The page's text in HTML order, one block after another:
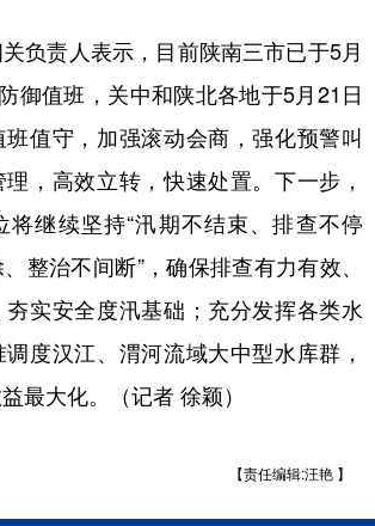
责人表示，目前陕南三市已于5月
御值班，关中和陕北各地于5月21日
值守，加强滚动会商，强化预警叫
，高效立转，快速处置。下一步，
将继续坚持“汛期不结束、排查不停
整治不间断”，确保排查有力有效、
实安全度汛基础；充分发挥各类水
度汉江、渭河流域大中型水库群，
最大化。（记者 徐颖）
【责任编辑:汪艳 】